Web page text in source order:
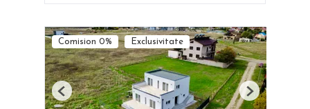
Comision 0% Exclusivitate
Previous Next